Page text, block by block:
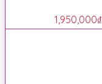
1,950,000₫